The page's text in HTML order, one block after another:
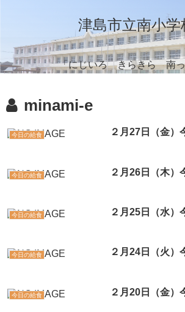
津島市立南小学
「にじいろ きらきら 南っ
minami-e
今日の給食 ２月27日（金）
今日の給食 ２月26日（木）
今日の給食 ２月25日（水）
今日の給食 ２月24日（火）
今日の給食 ２月20日（金）